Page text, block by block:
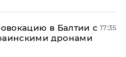
в Балтии с
дронами
17:35